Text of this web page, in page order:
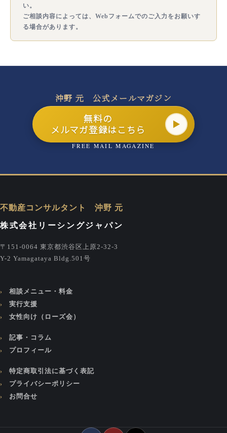
い。
ご相談内容によっては、Webフォームでのご入力をお願いす
る場合があります。
沖野 元 公式メールマガジン
無料の
メルマガ登録はこちら
FREE MAIL MAGAZINE
不動産コンサルタント 沖野 元
株式会社リーシングジャパン
〒151-0064 東京都渋谷区上原2-32-3
Y-2 Yamagataya Bldg.501号
相談メニュー・料金
実行支援
女性向け（ローズ会）
記事・コラム
プロフィール
特定商取引法に基づく表記
プライバシーポリシー
お問合せ